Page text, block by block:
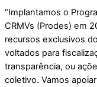
“Implantamos o
CRMVs (Prodes) em
recursos exclusivos
voltados para
transparência, ou
coletivo. Vamos